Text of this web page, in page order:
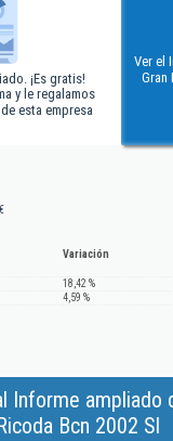
¡Es gratis!
y le regalamos
esta empresa
Ver el
Gran
Variación
18,42 %
4,59 %
Informe ampliado
Bcn 2002 Sl